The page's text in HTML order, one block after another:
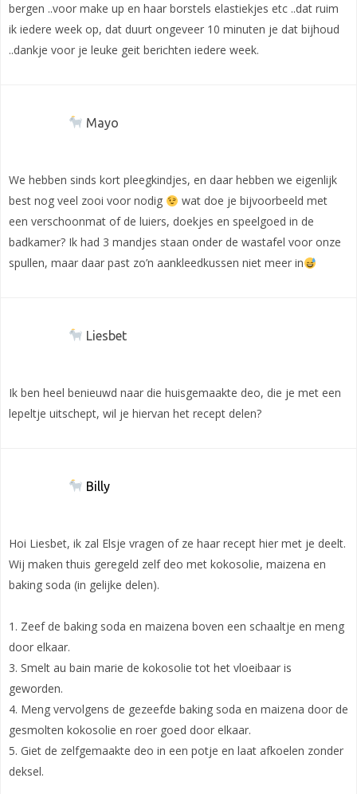
bergen ..voor make up en haar borstels elastiekjes etc ..dat ruim
ik iedere week op, dat duurt ongeveer 10 minuten je dat bijhoud
..dankje voor je leuke geit berichten iedere week.
Mayo
We hebben sinds kort pleegkindjes, en daar hebben we eigenlijk
best nog veel zooi voor nodig
wat doe je bijvoorbeeld met
een verschoonmat of de luiers, doekjes en speelgoed in de
badkamer? Ik had 3 mandjes staan onder de wastafel voor onze
spullen, maar daar past zo’n aankleedkussen niet meer in
Liesbet
Ik ben heel benieuwd naar die huisgemaakte deo, die je met een
lepeltje uitschept, wil je hiervan het recept delen?
Billy
Hoi Liesbet, ik zal Elsje vragen of ze haar recept hier met je deelt.
Wij maken thuis geregeld zelf deo met kokosolie, maizena en
baking soda (in gelijke delen).
1. Zeef de baking soda en maizena boven een schaaltje en meng
door elkaar.
3. Smelt au bain marie de kokosolie tot het vloeibaar is
geworden.
4. Meng vervolgens de gezeefde baking soda en maizena door de
gesmolten kokosolie en roer goed door elkaar.
5. Giet de zelfgemaakte deo in een potje en laat afkoelen zonder
deksel.